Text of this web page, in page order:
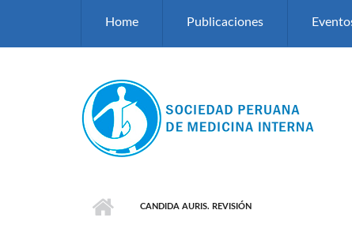
Home Publicaciones
CANDIDA AURIS. REVISIÓN